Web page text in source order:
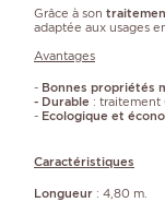
Grâce à son
adaptée aux usages
Avantages
- Bonnes propriétés
- Durable : traitement
- Ecologique et
Caractéristiques
Longueur : 4,80 m.